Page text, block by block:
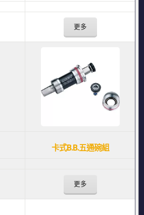
更多
卡式B.B.五通碗組
更多